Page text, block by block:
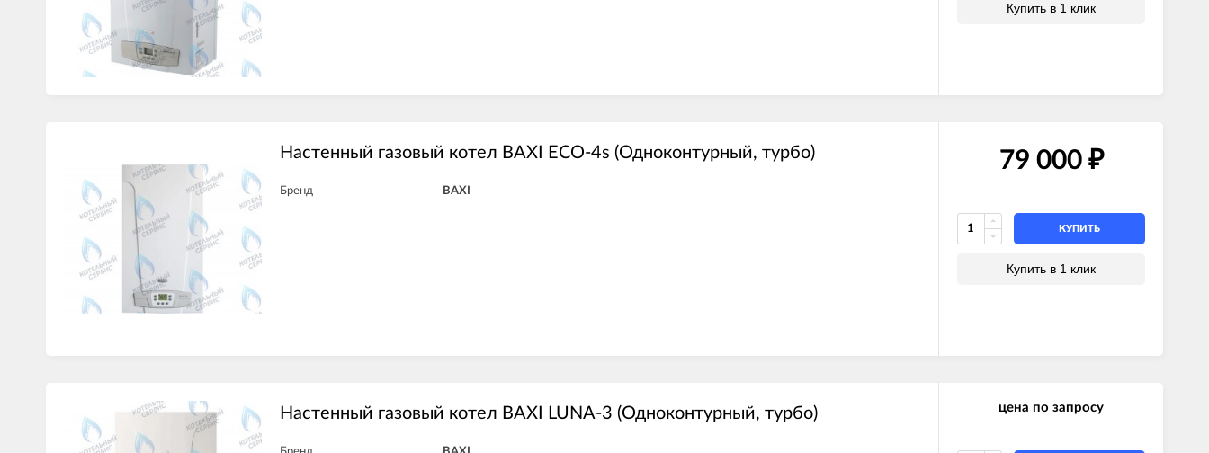
Купить в 1 клик
Настенный газовый котел BAXI ECO-4s (Одноконтурный, турбо)
Бренд BAXI
79 000 ₽
КУПИТЬ
Купить в 1 клик
Настенный газовый котел BAXI LUNA-3 (Одноконтурный, турбо) цена по запросу